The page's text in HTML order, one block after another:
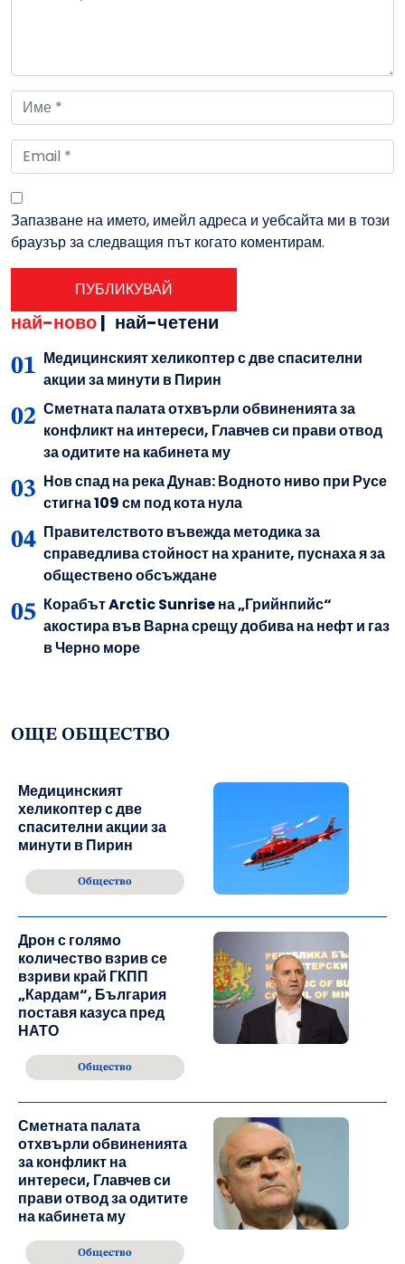
Запазване на името, имейл адреса и уебсайта ми в този
браузър за следващия път когато коментирам.
най-ново| най-четени
Медицинският хеликоптер с две спасителни
акции за минути в Пирин
Сметната палата отхвърли обвиненията за
конфликт на интереси, Главчев си прави отвод
за одитите на кабинета му
Нов спад на река Дунав: Водното ниво при Русе
стигна 109 см под кота нула
Правителството въвежда методика за
справедлива стойност на храните, пуснаха я за
обществено обсъждане
Корабът Arctic Sunrise на „Грийнпийс“
акостира във Варна срещу добива на нефт и газ
в Черно море
ОЩЕ ОБЩЕСТВО
Медицинският
хеликоптер с две
спасителни акции за
минути в Пирин
Общество
Дрон с голямо
количество взрив се
взриви край ГКПП
„Кардам“, България
поставя казуса пред
НАТО
Общество
Сметната палата
отхвърли обвиненията
за конфликт на
интереси, Главчев си
прави отвод за одитите
на кабинета му
Общество